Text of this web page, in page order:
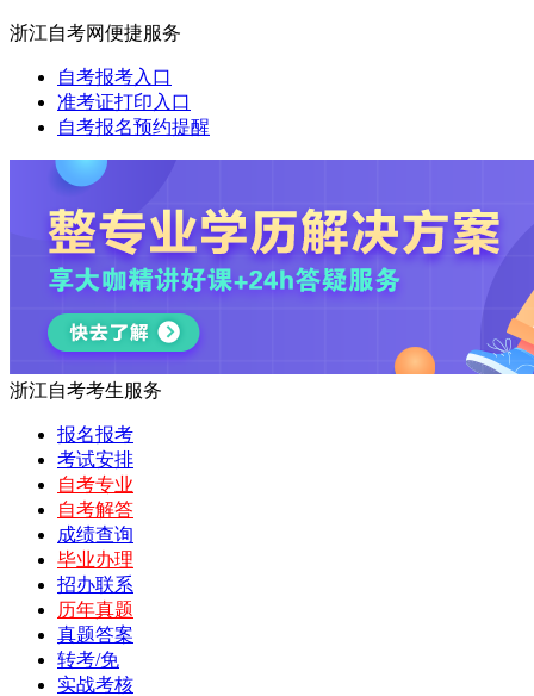
浙江自考网便捷服务
自考报考入口
准考证打印入口
自考报名预约提醒
浙江自考考生服务
报名报考
考试安排
自考专业
自考解答
成绩查询
毕业办理
招办联系
历年真题
真题答案
转考/免
实战考核